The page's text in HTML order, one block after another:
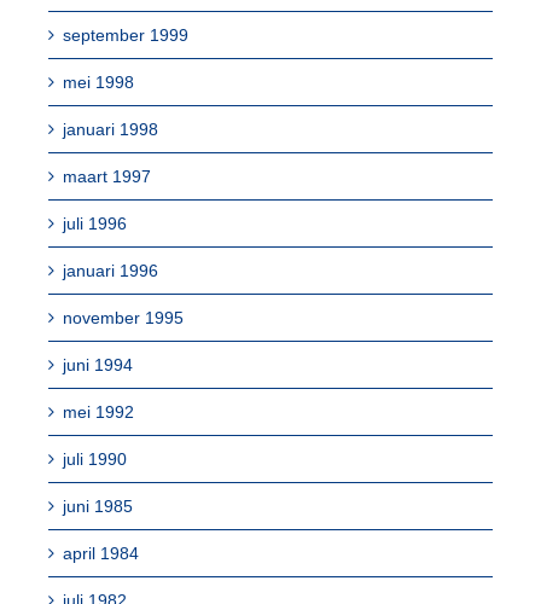
september 1999
mei 1998
januari 1998
maart 1997
juli 1996
januari 1996
november 1995
juni 1994
mei 1992
juli 1990
juni 1985
april 1984